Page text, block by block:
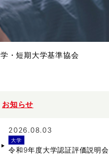
・短期大学基準協会
お知らせ
2026.08.03
大学
令和9年度大学認証評価説明会